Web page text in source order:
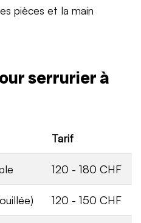
pièces et la main
serrurier à
Tarif
120 - 180 CHF
120 - 150 CHF